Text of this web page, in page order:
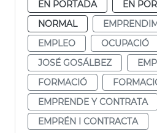
EN PORTADA
EN
NORMAL
EMPLEO
OCUPACIÓ
JOSÉ GOSÁLBEZ
FORMACIÓ
EMPRENDE Y CONTRATA
EMPRÉN I CONTRACTA